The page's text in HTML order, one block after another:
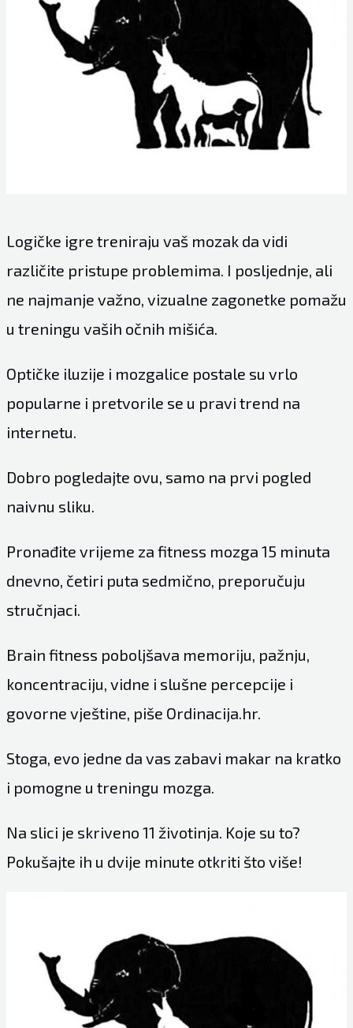
Logičke igre treniraju vaš mozak da vidi
različite pristupe problemima. I posljednje, ali
ne najmanje važno, vizualne zagonetke pomažu
u treningu vaših očnih mišića.
Optičke iluzije i mozgalice postale su vrlo
popularne i pretvorile se u pravi trend na
internetu.
Dobro pogledajte ovu, samo na prvi pogled
naivnu sliku.
Pronađite vrijeme za fitness mozga 15 minuta
dnevno, četiri puta sedmično, preporučuju
stručnjaci.
Brain fitness poboljšava memoriju, pažnju,
koncentraciju, vidne i slušne percepcije i
govorne vještine, piše Ordinacija.hr.
Stoga, evo jedne da vas zabavi makar na kratko
i pomogne u treningu mozga.
Na slici je skriveno 11 životinja. Koje su to?
Pokušajte ih u dvije minute otkriti što više!